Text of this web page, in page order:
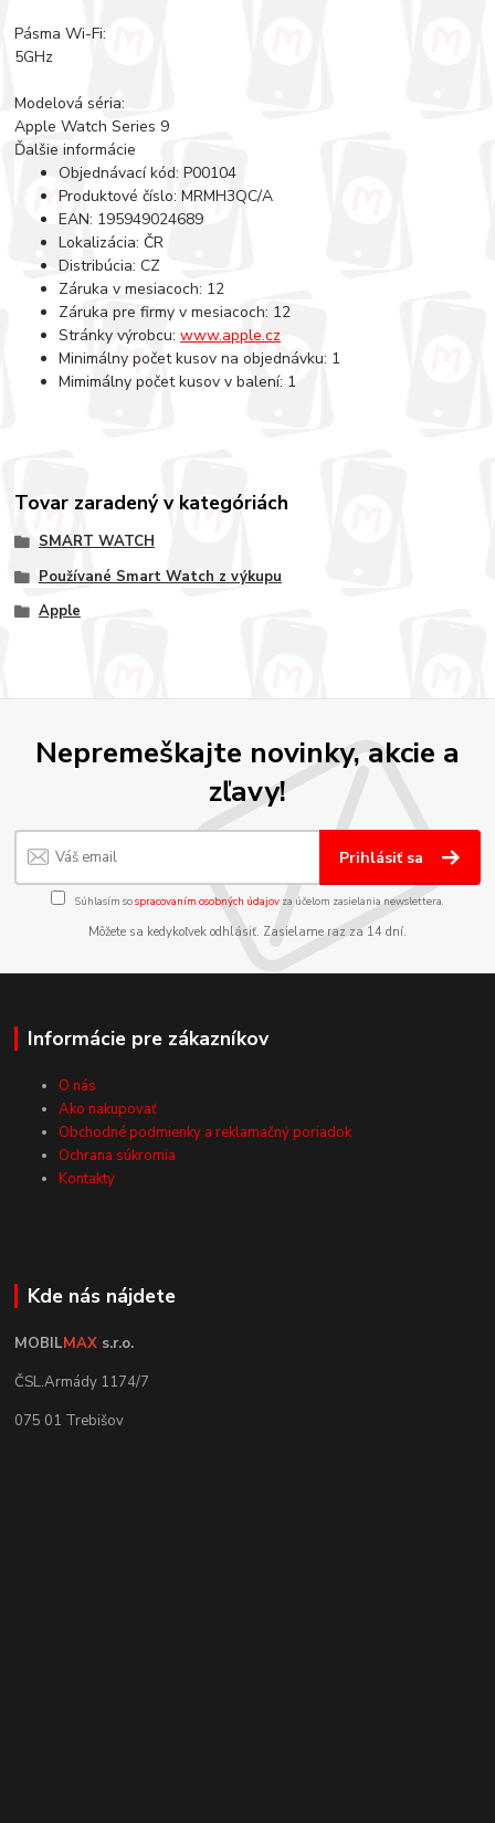
Pásma Wi-Fi:
5GHz
Modelová séria:
Apple Watch Series 9
Ďalšie informácie
Objednávací kód: P00104
Produktové číslo: MRMH3QC/A
EAN: 195949024689
Lokalizácia: ČR
Distribúcia: CZ
Záruka v mesiacoch: 12
Záruka pre firmy v mesiacoch: 12
Stránky výrobcu:www.apple.cz
Minimálny počet kusov na objednávku: 1
Mimimálny počet kusov v balení: 1
Tovar zaradený v kategóriách
SMART WATCH
Používané Smart Watch z výkupu
Apple
Nepremeškajte novinky, akcie a
zľavy!
Prihlásiť sa
Súhlasím sospracovaním osobných údajov za účelom zasielania newslettera.
Môžete sa kedykoľvek odhlásiť. Zasielame raz za 14 dní.
Informácie pre zákazníkov
O nás
Ako nakupovať
Obchodné podmienky a reklamačný poriadok
Ochrana súkromia
Kontakty
Kde nás nájdete
MOBILMAX s.r.o.
ČSL.Armády 1174/7
075 01 Trebišov